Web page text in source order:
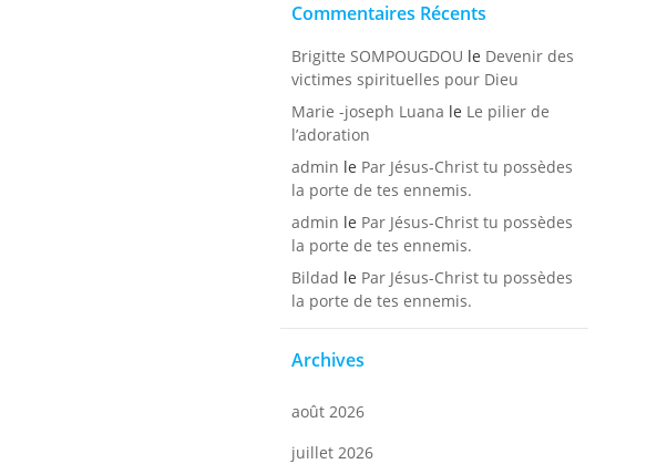
Commentaires Récents
Brigitte SOMPOUGDOU le Devenir des
victimes spirituelles pour Dieu
Marie -joseph Luana le Le pilier de
l’adoration
admin le Par Jésus-Christ tu possèdes
la porte de tes ennemis.
admin le Par Jésus-Christ tu possèdes
la porte de tes ennemis.
Bildad le Par Jésus-Christ tu possèdes
la porte de tes ennemis.
Archives
août 2026
juillet 2026